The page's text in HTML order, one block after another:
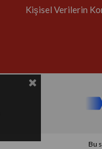
Kişisel Verilerin
Bu